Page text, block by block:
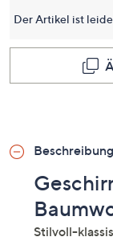
Der Artikel ist
Beschreibung
Stilvoll-